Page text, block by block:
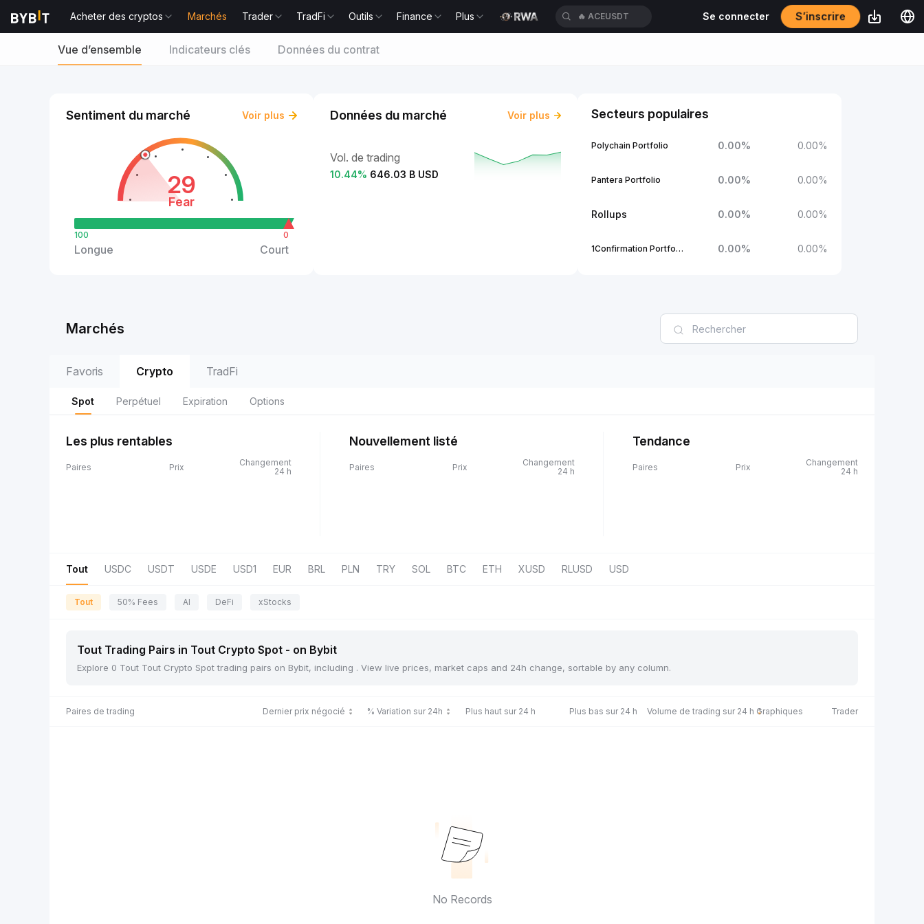
Acheter des cryptos Marchés Trader TradFi Outils Finance Plus 🔥 ACEUSDT Se connecter S’inscrire
Vue d’ensemble Indicateurs clés Données du contrat
Sentiment du marché Voir plus
29
Fear
100
Longue
0
Court
Données du marché Voir plus
Vol. de trading
10.44% 646.03 B USD
Secteurs populaires
Polychain Portfolio 0.00% 0.00%
Pantera Portfolio 0.00% 0.00%
Rollups 0.00% 0.00%
1Confirmation Portfolio 0.00% 0.00%
Marchés
Favoris Crypto TradFi
Spot Perpétuel Expiration Options
Les plus rentables
Paires Prix
Changement
24 h
Nouvellement listé
Paires Prix
Changement
24 h
Tendance
Paires Prix
Changement
24 h
Tout USDC USDT USDE USD1 EUR BRL PLN TRY SOL BTC ETH XUSD RLUSD USD
Tout 50% Fees AI DeFi xStocks
Tout Trading Pairs in Tout Crypto Spot - on Bybit
Explore 0 Tout Tout Crypto Spot trading pairs on Bybit, including . View live prices, market caps and 24h change, sortable by any column.
Paires de trading Dernier prix négocié % Variation sur 24h Plus haut sur 24 h Plus bas sur 24 h Volume de trading sur 24 h Graphiques Trader
No Records